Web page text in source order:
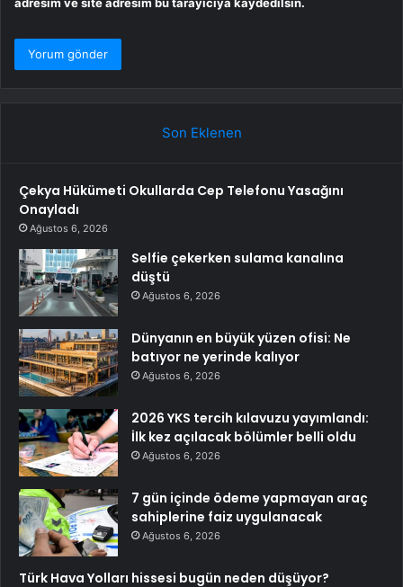
adresim ve site adresim bu tarayıcıya kaydedilsin.
Son Eklenen
Çekya Hükümeti Okullarda Cep Telefonu Yasağını
Onayladı
Ağustos 6, 2026
Selfie çekerken sulama kanalına
düştü
Ağustos 6, 2026
Dünyanın en büyük yüzen ofisi: Ne
batıyor ne yerinde kalıyor
Ağustos 6, 2026
2026 YKS tercih kılavuzu yayımlandı:
İlk kez açılacak bölümler belli oldu
Ağustos 6, 2026
7 gün içinde ödeme yapmayan araç
sahiplerine faiz uygulanacak
Ağustos 6, 2026
Türk Hava Yolları hissesi bugün neden düşüyor?